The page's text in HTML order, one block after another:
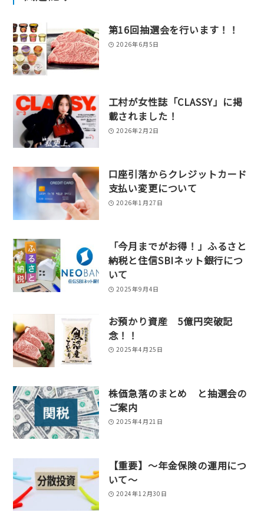
第16回抽選会を行います！！
2026年6月5日
工村が女性誌「CLASSY」に掲
載されました！
2026年2月2日
口座引落からクレジットカード
支払い変更について
2026年1月27日
「今月までがお得！」ふるさと
納税と住信SBIネット銀行につ
いて
2025年9月4日
お預かり資産 5億円突破記
念！！
2025年4月25日
株価急落のまとめ と抽選会の
ご案内
2025年4月21日
【重要】～年金保険の運用につ
いて～
2024年12月30日